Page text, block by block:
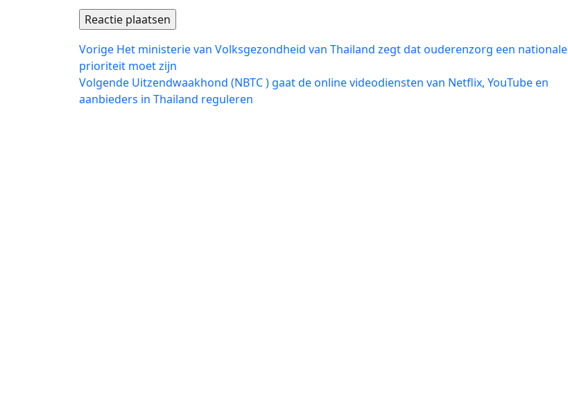
Bericht
navigatie
Vorige Vorig
bericht:
Het ministerie van Volksgezondheid van Thailand zegt dat ouderenzorg een nationale
prioriteit moet zijn
Volgende Volgend
bericht:
Uitzendwaakhond (NBTC ) gaat de online videodiensten van Netflix, YouTube en
aanbieders in Thailand reguleren